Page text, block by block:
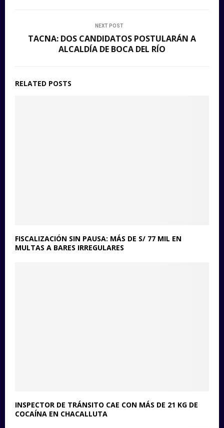
NEXT POST
TACNA: DOS CANDIDATOS POSTULARÁN A
ALCALDÍA DE BOCA DEL RÍO
RELATED POSTS
FISCALIZACIÓN SIN PAUSA: MÁS DE S/ 77 MIL EN
MULTAS A BARES IRREGULARES
INSPECTOR DE TRÁNSITO CAE CON MÁS DE 21 KG DE
COCAÍNA EN CHACALLUTA